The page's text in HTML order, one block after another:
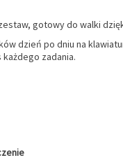
gotowy do walki
dzień po dniu na
zadania.